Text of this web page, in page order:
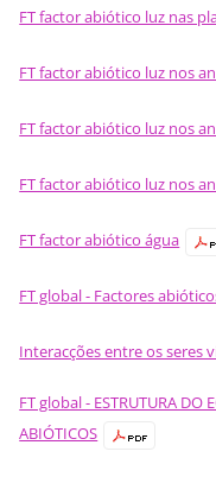
FT factor abiótico luz nas
FT factor abiótico luz nos
FT factor abiótico luz nos
FT factor abiótico luz nos
FT factor abiótico água
FT global - Factores
Interacções entre os seres
FT global - ESTRUTURA DO
ABIÓTICOS